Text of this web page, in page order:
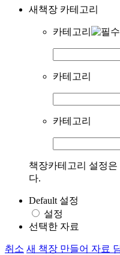
새책장 카테고리
카테고리
카테고리
카테고리
책장카테고리 설정은
다.
Default 설정
설정
선택한 자료
취소 새 책장 만들어 자료